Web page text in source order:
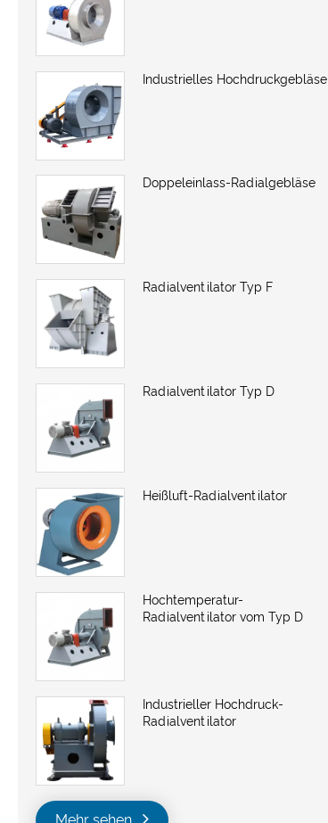
Industrielles Hochdruckgebläse
Doppeleinlass-Radialgebläse
Radialventilator Typ F
Radialventilator Typ D
Heißluft-Radialventilator
Hochtemperatur-
Radialventilator vom Typ D
Industrieller Hochdruck-
Radialventilator
Mehr sehen